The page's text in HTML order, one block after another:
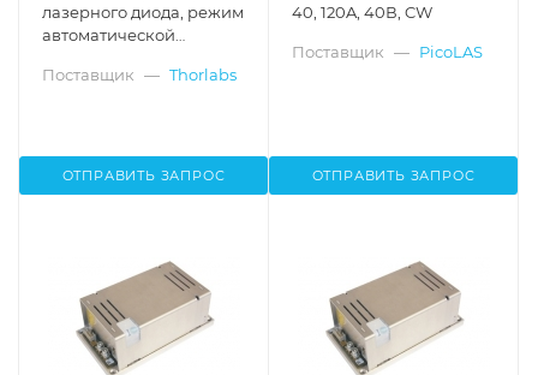
лазерного диода, режим
автоматической
ток: 0 - 100 мА,
Поставщик — Thorlabs
ОТПРАВИТЬ ЗАПРОС
40, 120A, 40В, CW
Поставщик — PicoLAS
ОТПРАВИТЬ ЗАПРОС